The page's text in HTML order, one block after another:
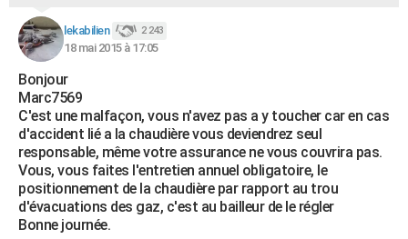
lekabilien 2 243
18 mai 2015 à 17:05
Bonjour
Marc7569
C'est une malfaçon, vous n'avez pas a y toucher car en cas
d'accident lié a la chaudière vous deviendrez seul
responsable, même votre assurance ne vous couvrira pas.
Vous, vous faites l'entretien annuel obligatoire, le
positionnement de la chaudière par rapport au trou
d'évacuations des gaz, c'est au bailleur de le régler
Bonne journée.